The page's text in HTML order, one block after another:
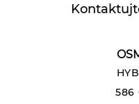
586